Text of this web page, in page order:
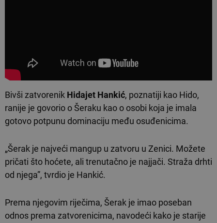
Bivši zatvorenik Hidajet Hankić, poznatiji kao Hido,
ranije je govorio o Šeraku kao o osobi koja je imala
gotovo potpunu dominaciju među osuđenicima.
„Šerak je najveći mangup u zatvoru u Zenici. Možete
pričati što hoćete, ali trenutačno je najjači. Straža drhti
od njega”, tvrdio je Hankić.
Prema njegovim riječima, Šerak je imao poseban
odnos prema zatvorenicima, navodeći kako je starije